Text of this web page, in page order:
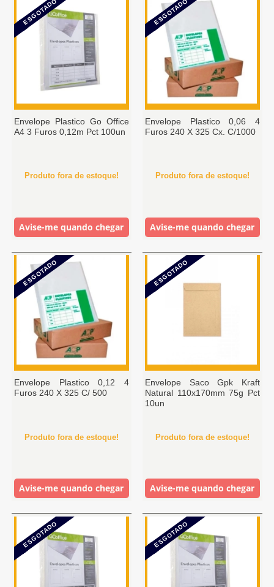
ESGOTADO
Envelope Plastico Go Office
A4 3 Furos 0,12m Pct 100un
Produto fora de estoque!
Avise-me quando chegar
ESGOTADO
Envelope Plastico 0,06 4
Furos 240 X 325 Cx. C/1000
Produto fora de estoque!
Avise-me quando chegar
ESGOTADO
Envelope Plastico 0,12 4
Furos 240 X 325 C/ 500
Produto fora de estoque!
Avise-me quando chegar
ESGOTADO
Envelope Saco Gpk Kraft
Natural 110x170mm 75g Pct
10un
Produto fora de estoque!
Avise-me quando chegar
ESGOTADO ESGOTADO